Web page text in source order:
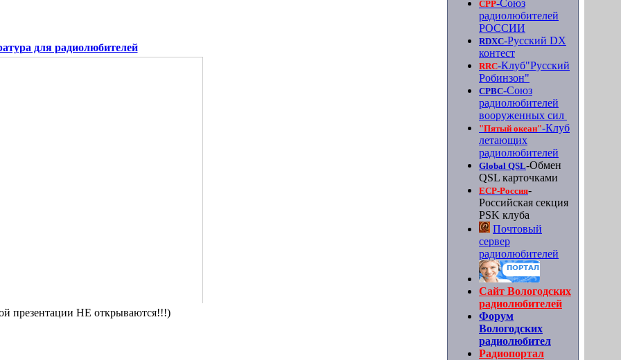
для радиолюбителей
презентации НЕ открываются!!!)
СРР-Союз
радиолюбителей
РОССИИ
RDXC-Русский DX
контест
RRC-Клуб"Русский
Робинзон"
СРВС-Союз
радиолюбителей
вооруженных сил
"Пятый океан"-Клуб
летающих
радиолюбителей
Global QSL-Обмен
QSL карточками
ЕСР-Россия-
Российская секция
PSK клуба
Почтовый
сервер
радиолюбителей
Сайт Вологодских
радиолюбителей
Форум
Вологодских
радиолюбител
Радиопортал